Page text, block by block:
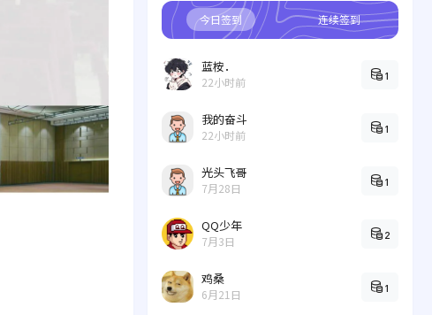
今日签到 连续签到
蓝桉．
22小时前 1
我的奋斗
22小时前 1
光头飞哥
7月28日 1
QQ少年
7月3日 2
鸡桑
6月21日 1